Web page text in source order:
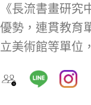
《長流書畫研
優勢，連貫教育
立美術館等單位